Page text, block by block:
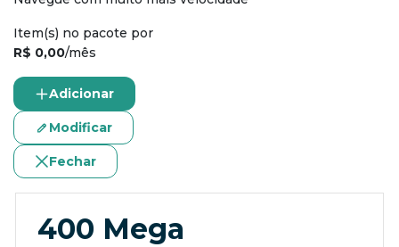
Item(s) no pacote por
R$ 0,00/mês
Adicionar
Modificar
Fechar
400 Mega